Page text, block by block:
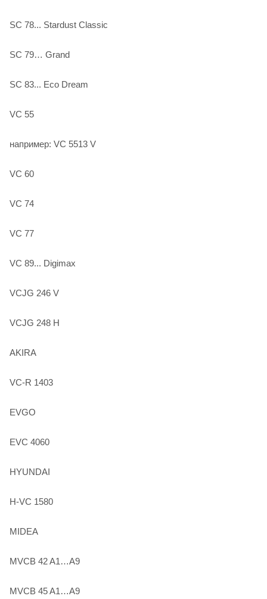
SC 78... Stardust Classic
SC 79… Grand
SC 83... Eco Dream
VC 55
например: VC 5513 V
VC 60
VC 74
VC 77
VC 89... Digimax
VCJG 246 V
VCJG 248 H
AKIRA
VC-R 1403
EVGO
EVC 4060
HYUNDAI
H-VC 1580
MIDEA
MVCB 42 A1…A9
MVCB 45 A1…A9